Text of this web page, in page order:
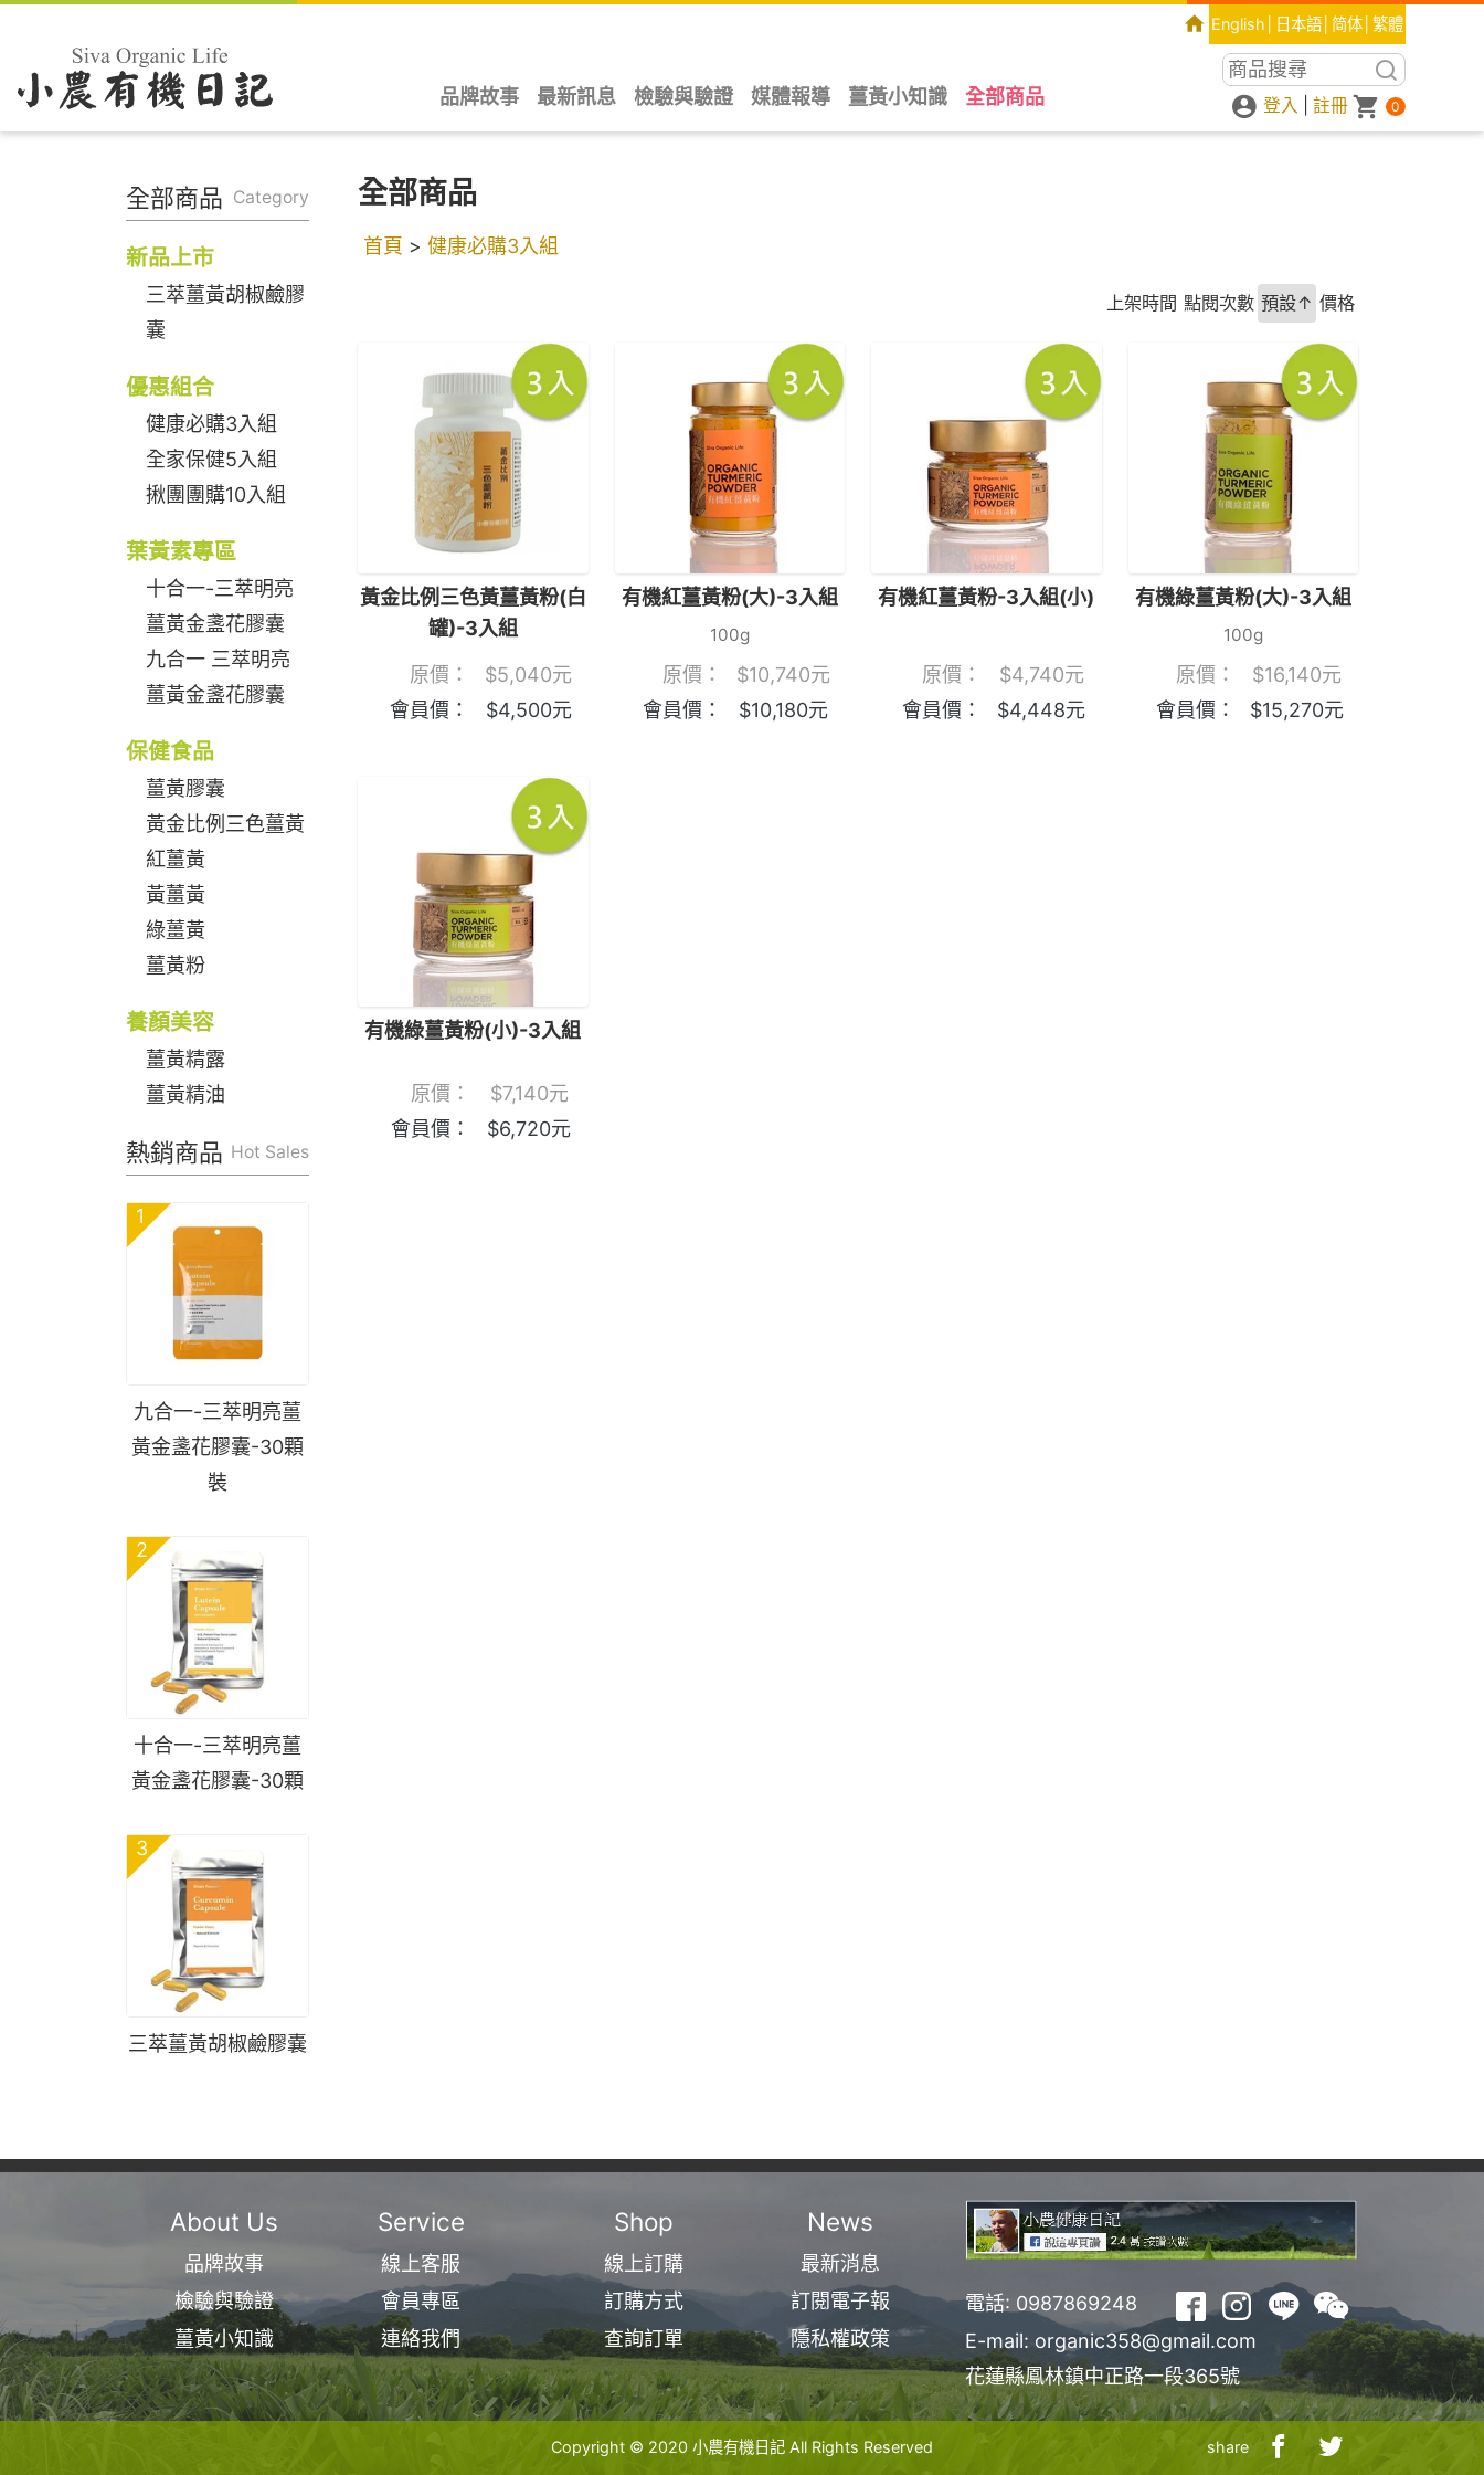
品牌故事 最新訊息 檢驗與驗證 媒體報導 薑黃小知識 全部商品
English 日本語│ 简体│ 繁體
登入 註冊 0
全部商品 Category
新品上市
三萃薑黃胡椒鹼膠
嚢
優惠組合
健康必購3入組
全家保健5入組
揪團團購10入組
葉黃素專區
十合一-三萃明亮
薑黃金盞花膠囊
九合一 三萃明亮
薑黃金盞花膠囊
保健食品
薑黃膠囊
黃金比例三色薑黃
紅薑黃
黃薑黃
綠薑黃
薑黃粉
養顏美容
薑黃精露
薑黃精油
熱銷商品 Hot Sales
1
九合一-三萃明亮薑
黃金盞花膠囊-30顆
裝
2
十合一-三萃明亮薑
黃金盞花膠囊-30顆
3
三萃薑黃胡椒鹼膠嚢
全部商品
首頁 > 健康必購3入組
上架時間 點閱次數 預設↑ 價格
黃金比例三色黃薑黃粉(白
罐)-3入組
原價：
$5,040元
會員價：
$4,500元
有機紅薑黃粉(大)-3入組
100g
原價： $10,740元
會員價：
$10,180元
有機紅薑黃粉-3入組(小)
原價： $4,740元
會員價：
$4,448元
有機綠薑黃粉(大)-3入組
100g
原價： $16,140元
會員價：
$15,270元
有機綠薑黃粉(小)-3入組
原價： $7,140元
會員價：
$6,720元
About Us Service
品牌故事
線上客服
檢驗與驗證
會員專區
薑黃小知識
連絡我們
Shop News
線上訂購
最新消息
訂購方式
訂閱電子報
查詢訂單
隱私權政策
電話: 0987869248
E-mail: organic358@gmail.com
花蓮縣鳳林鎮中正路一段365號
Copyright © 2020 小農有機日記 All Rights Reserved share